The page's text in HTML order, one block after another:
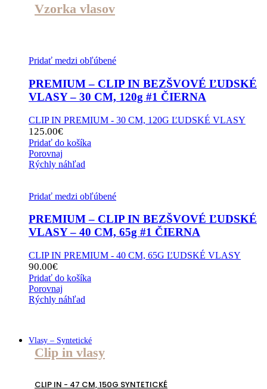
Vzorka vlasov
Pridať medzi obľúbené
PREMIUM – CLIP IN BEZŠVOVÉ ĽUDSKÉ
VLASY – 30 CM, 120g #1 ČIERNA
CLIP IN PREMIUM - 30 CM, 120G ĽUDSKÉ VLASY
125.00€
Pridať do košíka
Porovnaj
Rýchly náhľad
Pridať medzi obľúbené
PREMIUM – CLIP IN BEZŠVOVÉ ĽUDSKÉ
VLASY – 40 CM, 65g #1 ČIERNA
CLIP IN PREMIUM - 40 CM, 65G ĽUDSKÉ VLASY
90.00€
Pridať do košíka
Porovnaj
Rýchly náhľad
Vlasy – Syntetické
Clip in vlasy
CLIP IN - 47 CM, 150G SYNTETICKÉ